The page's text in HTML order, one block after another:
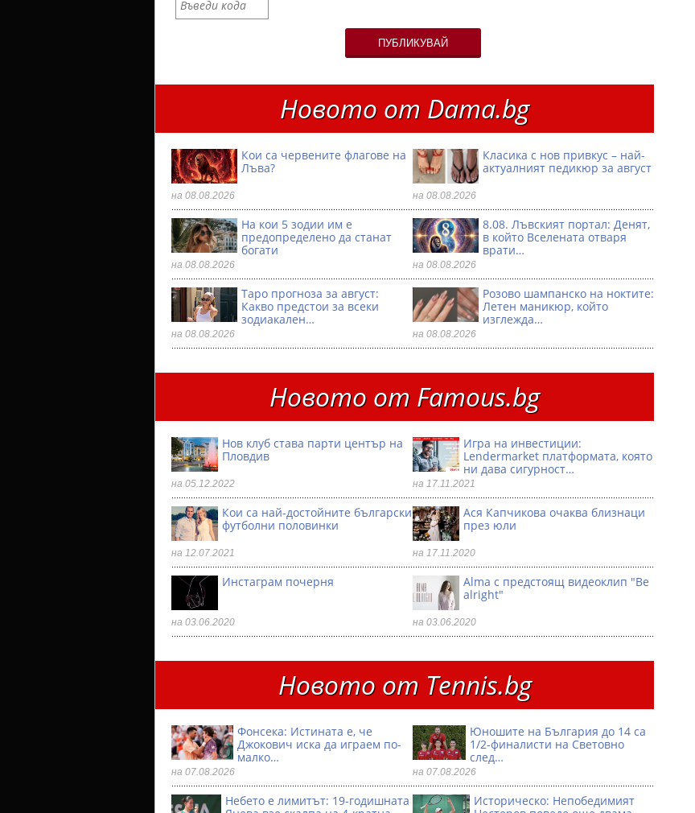
ПУБЛИКУВАЙ
Новото от Dama.bg
Кои са червените флагове на
Лъва?
на 08.08.2026
Класика с нов привкус – най-
актуалният педикюр за август
на 08.08.2026
На кои 5 зодии им е
предопределено да станат
богати
на 08.08.2026
8.08. Лъвският портал: Денят,
в който Вселената отваря
врати…
на 08.08.2026
Таро прогноза за август:
Какво предстои за всеки
зодиакален…
на 08.08.2026
Розово шампанско на ноктите:
Летен маникюр, който
изглежда…
на 08.08.2026
Новото от Famous.bg
Нов клуб става парти център на
Пловдив
на 05.12.2022
Игра на инвестиции:
Lendermarket платформата, която
ни дава сигурност…
на 17.11.2021
Кои са най-достойните български
футболни половинки
на 12.07.2021
Ася Капчикова очаква близнаци
през юли
на 17.11.2020
Инстаграм почерня
на 03.06.2020
Alma с предстоящ видеоклип "Be
alright"
на 03.06.2020
Новото от Тennis.bg
Фонсека: Истината е, че
Джокович иска да играем по-
малко…
на 07.08.2026
Юношите на България до 14 са
1/2-финалисти на Световно
след…
на 07.08.2026
Небето е лимитът: 19-годишната
Историческо: Непобедимият